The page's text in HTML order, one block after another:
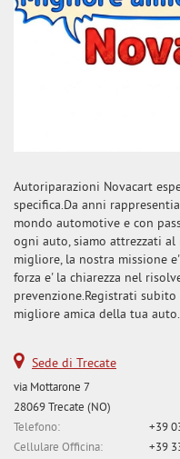
Autoriparazioni Novacart
specifica.Da anni
mondo automotive e con
ogni auto, siamo attrezzati
migliore, la nostra missione
forza e' la chiarezza nel
prevenzione.Registrati
migliore amica della tua
Sede di Trecate
via Mottarone 7
28069 Trecate (NO)
Telefono:
+39
Cellulare Officina:
+39